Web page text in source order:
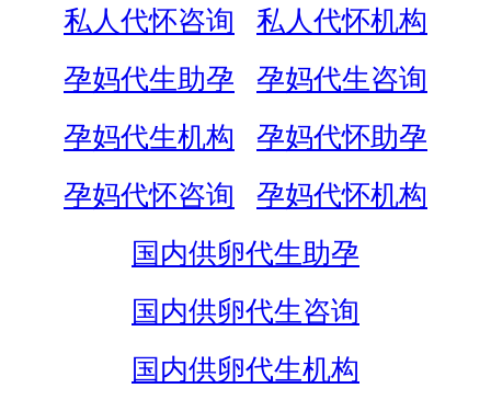
私人代怀咨询
私人代怀机构
孕妈代生助孕
孕妈代生咨询
孕妈代生机构
孕妈代怀助孕
孕妈代怀咨询
孕妈代怀机构
国内供卵代生助孕
国内供卵代生咨询
国内供卵代生机构